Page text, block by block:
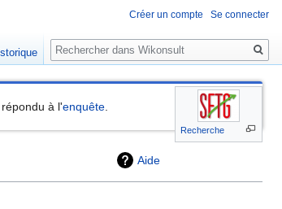
Recherche
répondu à l'enquête
Aide
Créer un compte Se connecter
Rechercher